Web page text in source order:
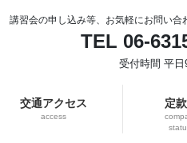
講習会の申し込み等、お気軽にお問い合
TEL 06-
受付時間 平
交通アクセス
access
定